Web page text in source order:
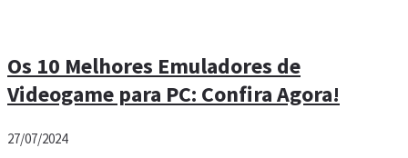
Os 10 Melhores Emuladores de
Videogame para PC: Confira Agora!
27/07/2024